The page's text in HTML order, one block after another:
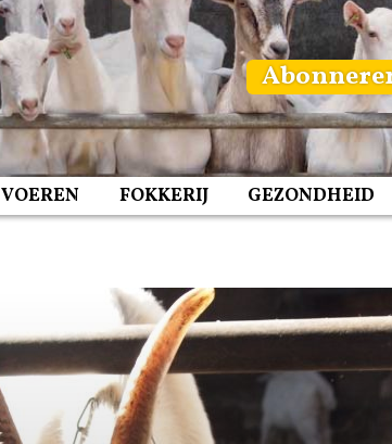
VOEREN FOKKERIJ GEZONDHEID